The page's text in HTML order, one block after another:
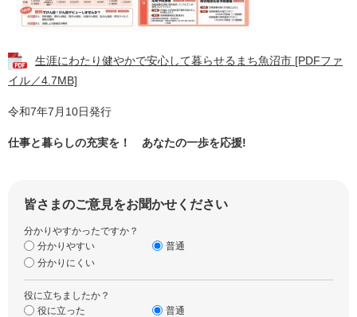
生涯にわたり健やかで安心して暮らせるまち魚沼市 [PDFファ
イル／4.7MB]
令和7年7月10日発行
仕事と暮らしの充実を！ あなたの一歩を応援!
皆さまのご意見をお聞かせください
分かりやすかったですか？
分かりやすい
普通
分かりにくい
役に立ちましたか？
役に立った
普通